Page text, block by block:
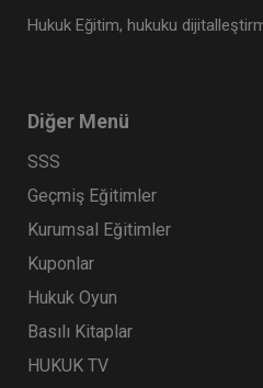
Hukuk Eğitim, hukuku
Diğer Menü
SSS
Geçmiş Eğitimler
Kurumsal Eğitimler
Kuponlar
Hukuk Oyun
Basılı Kitaplar
HUKUK TV